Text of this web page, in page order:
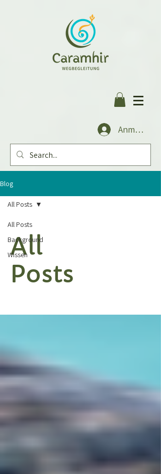
Anmelden
Blog
All Posts
Background
Wissen
All Posts
All
Posts